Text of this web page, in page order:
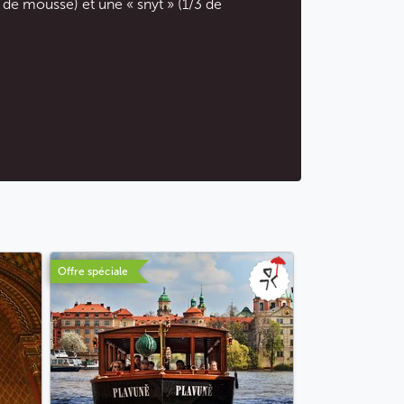
mousse) et une « šnyt » (1/3 de
Offre spéciale